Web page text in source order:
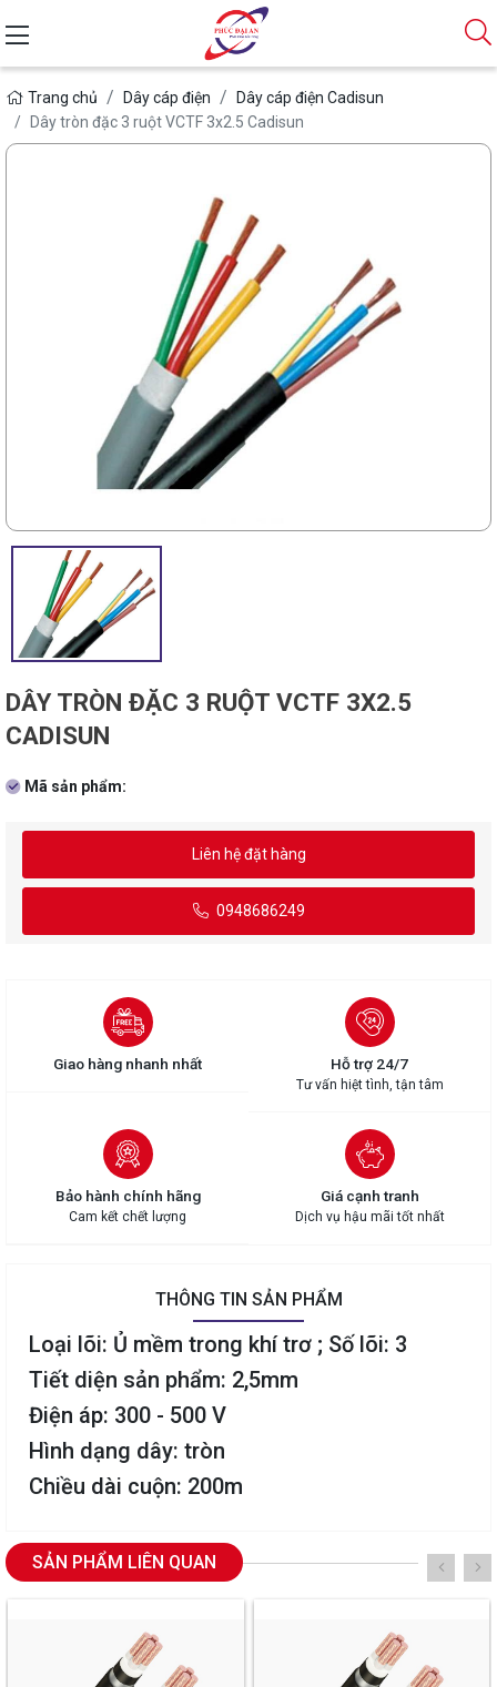
Trang chủ Dây cáp điện
Dây cáp điện Cadisun
Dây tròn đặc 3 ruột VCTF 3x2.5 Cadisun
DÂY TRÒN ĐẶC 3 RUỘT VCTF 3X2.5
CADISUN
Mã sản phẩm:
Liên hệ đặt hàng
0948686249
Giao hàng nhanh nhất Hỗ trợ 24/7
Tư vấn hiệt tình, tận tâm
Bảo hành chính hãng
Cam kết chết lượng
Giá cạnh tranh
Dịch vụ hậu mãi tốt nhất
THÔNG TIN SẢN PHẨM
Loại lõi: Ủ mềm trong khí trơ ; Số lõi: 3
Tiết diện sản phẩm: 2,5mm
Điện áp: 300 - 500 V
Hình dạng dây: tròn
Chiều dài cuộn: 200m
SẢN PHẨM LIÊN QUAN